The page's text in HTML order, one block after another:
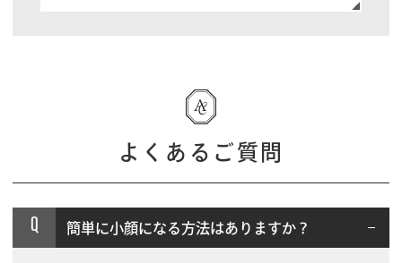
よくあるご質問
Q 簡単に小顔になる方法はありますか？